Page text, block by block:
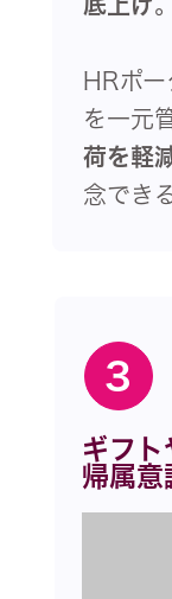
底上げ。
HRポ
を一元
荷を軽
念でき
3
ギフト
帰属意